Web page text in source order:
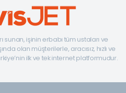
sunan, işinin erbabı tüm ustaları ve
olan müşterilerle, aracısız, hızlı ve
ilk ve tek internet platformudur.